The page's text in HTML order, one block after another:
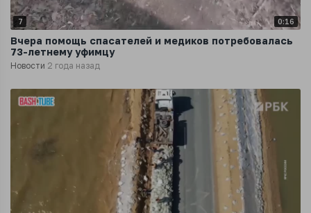
7 0:16
Вчера помощь спасателей и медиков потребовалась
73-летнему уфимцу
Новости 2 года назад